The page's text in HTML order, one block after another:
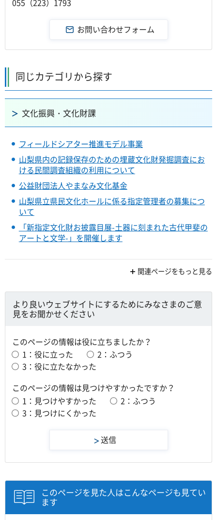
同じカテゴリから探す
文化振興・文化財課
フィールドシアター推進モデル事業
山梨県内の記録保存のための埋蔵文化財発掘調査にお
ける民間調査組織の利用について
公益財団法人やまなみ文化基金
山梨県立県民文化ホールに係る指定管理者の募集につ
いて
「新指定文化財お披露目展-土器に刻まれた古代甲斐の
アートと文学-」を開催します
関連ページをもっと見る
より良いウェブサイトにするためにみなさまのご意
見をお聞かせください
このページの情報は役に立ちましたか？
1：役に立った
2：ふつう
3：役に立たなかった
このページの情報は見つけやすかったですか？
1：見つけやすかった
2：ふつう
3：見つけにくかった
このページを見た人はこんなページも見てい
ます